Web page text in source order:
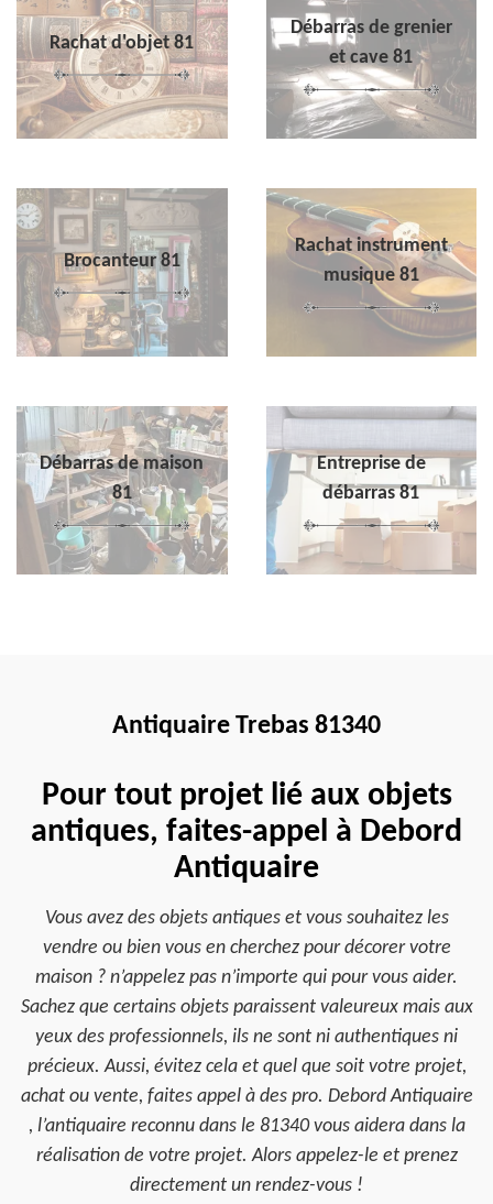
Rachat d'objet 81
Débarras de grenier
et cave 81
Brocanteur 81
Rachat instrument
musique 81
Débarras de maison
81
Entreprise de
débarras 81
Antiquaire Trebas 81340
Pour tout projet lié aux objets
antiques, faites-appel à Debord
Antiquaire
Vous avez des objets antiques et vous souhaitez les
vendre ou bien vous en cherchez pour décorer votre
maison ? n’appelez pas n’importe qui pour vous aider.
Sachez que certains objets paraissent valeureux mais aux
yeux des professionnels, ils ne sont ni authentiques ni
précieux. Aussi, évitez cela et quel que soit votre projet,
achat ou vente, faites appel à des pro. Debord Antiquaire
, l’antiquaire reconnu dans le 81340 vous aidera dans la
réalisation de votre projet. Alors appelez-le et prenez
directement un rendez-vous !